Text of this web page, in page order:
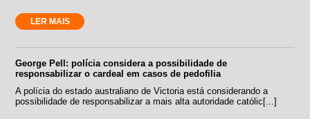
LER MAIS
George Pell: polícia considera a possibilidade de
responsabilizar o cardeal em casos de pedofilia
A polícia do estado australiano de Victoria está considerando a
possibilidade de responsabilizar a mais alta autoridade católic[...]